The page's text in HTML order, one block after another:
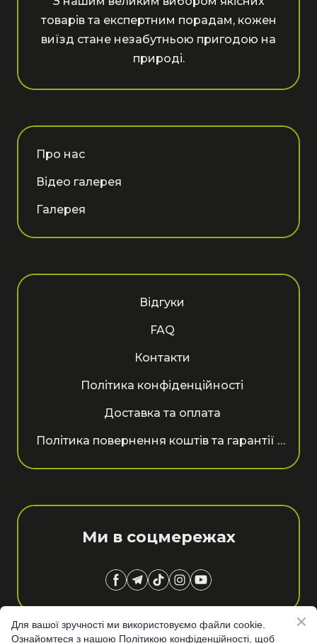
товарів та експертним порадам, кожен
виїзд стане незабутньою пригодою на
природі.
Про нас
Відео галерея
Галерея
Відгуки
FAQ
Контакти
Політика конфіденційності
Доставка та оплата
Політика повернення коштів та гарантії покупців
Ми в соцмережах
Наверх сайту
Для вашої зручності ми використовуємо файли cookie.
Ознайомтеся з нашою Політикою конфіденційності, щоб